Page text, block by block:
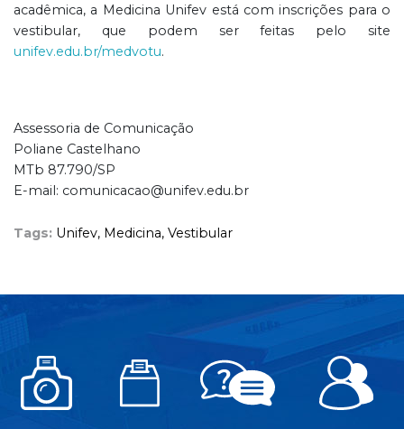
acadêmica, a Medicina Unifev está com inscrições para o
vestibular, que podem ser feitas pelo site
unifev.edu.br/medvotu.
Assessoria de Comunicação
Poliane Castelhano
MTb 87.790/SP
E-mail: comunicacao@unifev.edu.br
Tags: Unifev, Medicina, Vestibular